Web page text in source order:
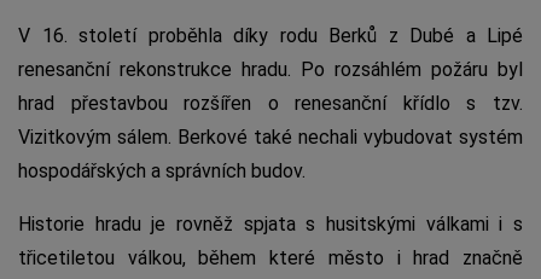
V 16. století proběhla díky rodu Berků z Dubé a Lipé
renesanční rekonstrukce hradu. Po rozsáhlém požáru byl
hrad přestavbou rozšířen o renesanční křídlo s tzv.
Vizitkovým sálem. Berkové také nechali vybudovat systém
hospodářských a správních budov.
Historie hradu je rovněž spjata s husitskými válkami i s
třicetiletou válkou, během které město i hrad značně